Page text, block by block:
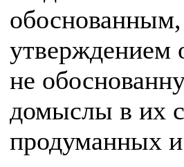
утверждением
не
домыслы в их
продуманных